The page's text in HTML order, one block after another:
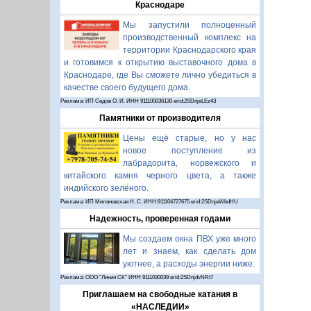
Краснодаре
Мы запустили полноценный
производственный комплекс на
территории Краснодарского края
и готовимся к открытию выставочного дома в
Краснодаре, где Вы сможете лично убедиться в
качестве своего будущего дома.
Реклама: ИП Седов О. И. ИНН 911100036130 erid:2SDnjeLEz43
Памятники от производителя
Цены ещё старые, но у нас
новое поступление из
лабрадорита, норвежского и
китайского камня черного цвета, а также
индийского зелёного.
Реклама: ИП Миляновская Н. С. ИНН:911104727675 erid:2SDnjeWbdHU
Надежность, проверенная годами
Мы создаем окна ПВХ уже много
лет и знаем, как сделать дом
уютнее, а расходы энергии ниже.
Реклама: ООО "Линия СК" ИНН 9111030039 erid:2SDnjdvNRt7
Приглашаем на свободные катания в
«НАСЛЕДИИ»